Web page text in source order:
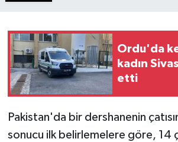
Ordu'da
kadın
etti
Pakistan'da bir dershanenin
sonucu ilk belirlemelere göre, 14